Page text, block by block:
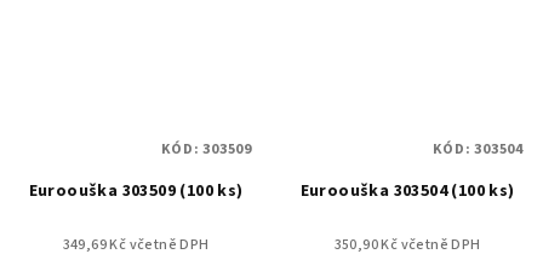
Euroouška 303509 (100 ks)
349,69 Kč včetně DPH
KÓD:303509
Euroouška 303504 (100 ks)
350,90 Kč včetně DPH
KÓD:303504